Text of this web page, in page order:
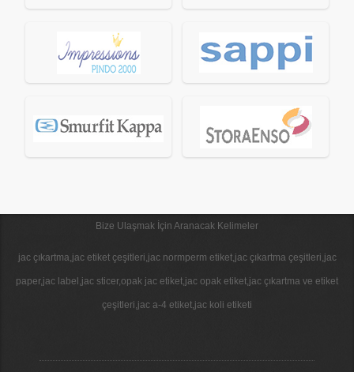
Bize Ulaşmak İçin Aranacak Kelimeler
jac çıkartma,jac etiket çeşitleri,jac normperm etiket,jac çıkartma çeşitleri,jac
paper,jac label,jac sticer,opak jac etiket,jac opak etiket,jac çıkartma ve etiket
çeşitleri,jac a-4 etiket,jac koli etiketi